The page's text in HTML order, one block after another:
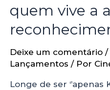
quem vive a
Deixe um comentário /
Lançamentos / Por
Longe de ser ‘’apenas